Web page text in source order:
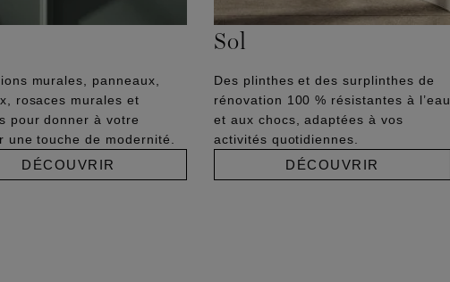
murales, panneaux,
rosaces murales et
pour donner à votre
une touche de modernité.
DÉCOUVRIR
Sol
Des plinthes et des surplinthes de
rénovation 100 % résistantes à l’eau
et aux chocs, adaptées à vos
activités quotidiennes.
DÉCOUVRIR